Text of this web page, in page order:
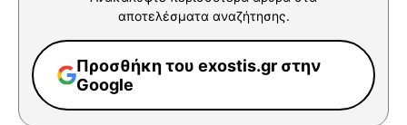
αποτελέσματα αναζήτησης.
Προσθήκη του exostis.gr στην
Google